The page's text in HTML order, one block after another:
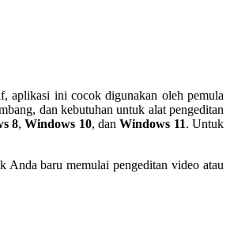
aplikasi ini cocok digunakan oleh pemula
dan kebutuhan untuk alat pengeditan
8,Windows 10, danWindows 11. Untuk
Anda baru memulai pengeditan video atau